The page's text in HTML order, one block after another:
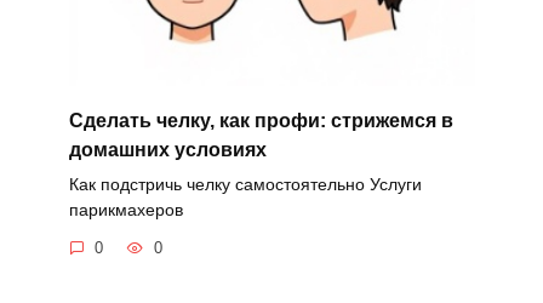
Сделать челку, как профи: стрижемся в
домашних условиях
Как подстричь челку самостоятельно Услуги
парикмахеров
0 0